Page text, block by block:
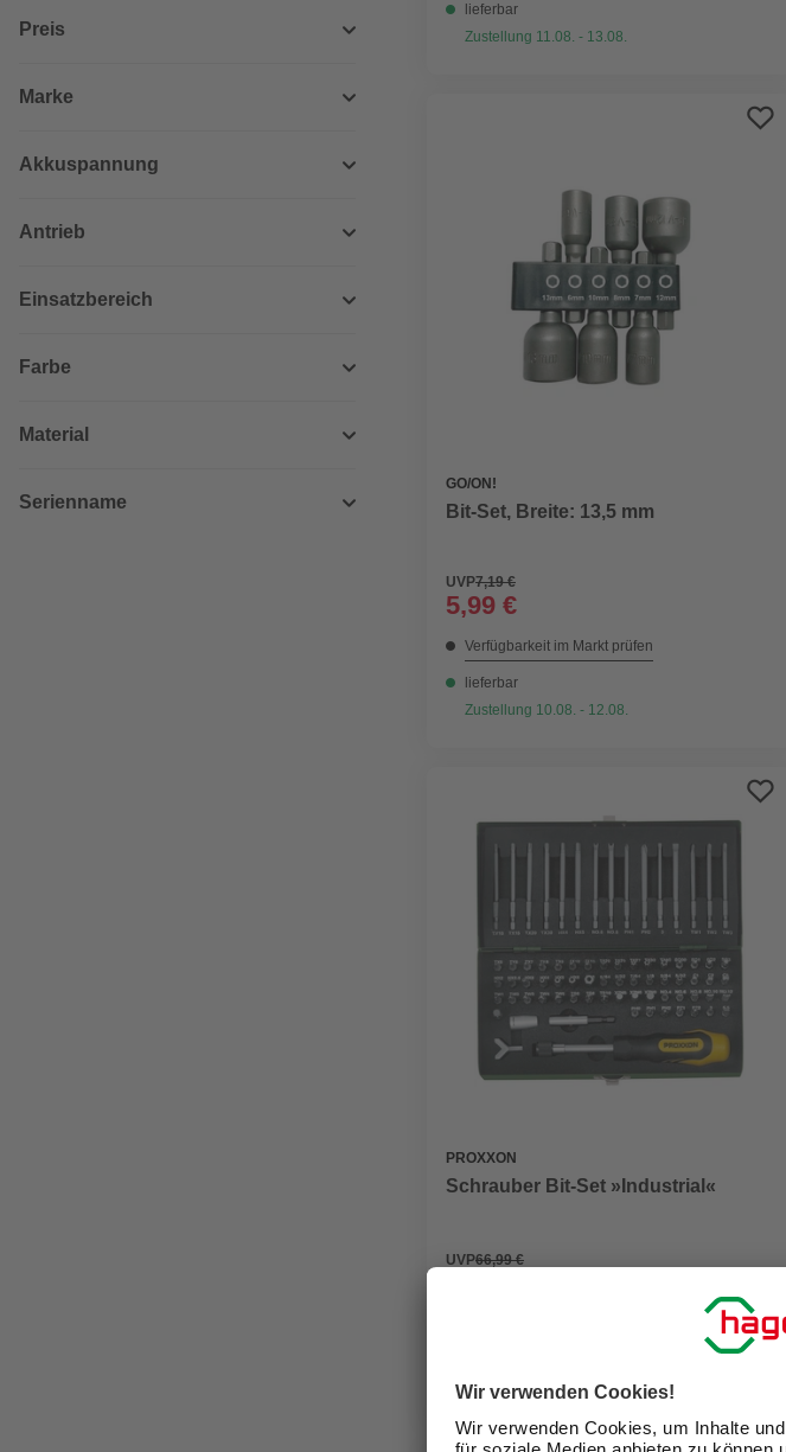
Preis
Marke
Akkuspannung
Antrieb
Einsatzbereich
Farbe
Material
Serienname
lieferbar
Zustellung 11.08. - 13.08.
GO/ON!
Bit-Set, Breite: 13,5 mm
UVP7,19 €
5,99 €
Verfügbarkeit im Markt prüfen
lieferbar
Zustellung 10.08. - 12.08.
PROXXON
Schrauber Bit-Set »Industrial«
UVP66,99 €
Zustellung 11.08. - 13.08.